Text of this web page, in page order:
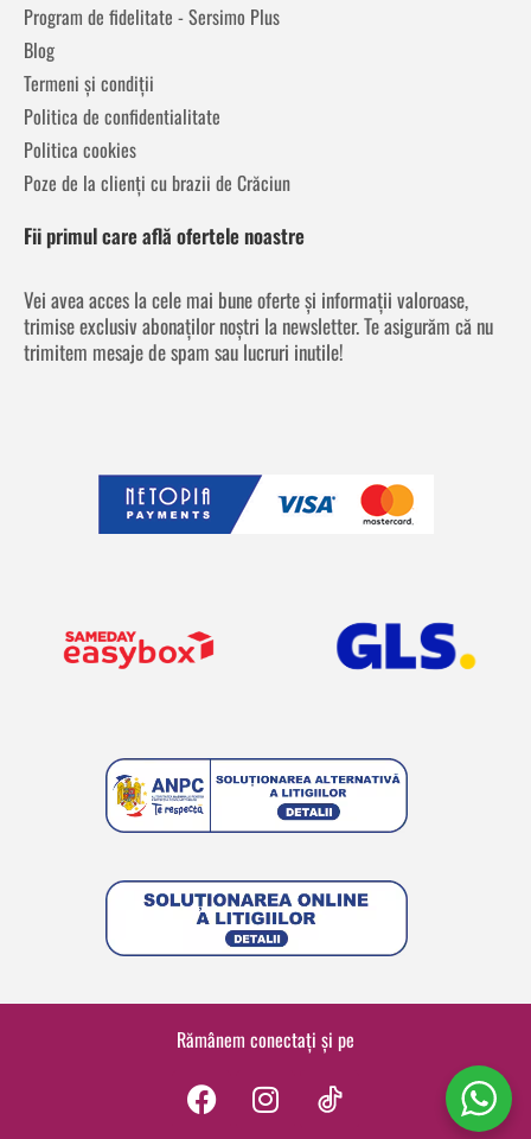
Program de fidelitate - Sersimo Plus
Blog
Termeni și condiții
Politica de confidentialitate
Politica cookies
Poze de la clienți cu brazii de Crăciun
Fii primul care află ofertele noastre
Vei avea acces la cele mai bune oferte și informații valoroase,
trimise exclusiv abonaților noștri la newsletter. Te asigurăm că nu
trimitem mesaje de spam sau lucruri inutile!
Rămânem conectați și pe
F
I